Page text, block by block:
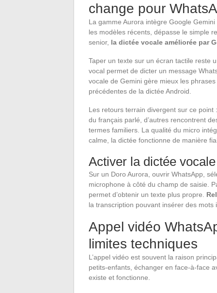
change pour
La gamme Aurora intègre Google
les modèles récents, dépasse le simple
senior, la dictée vocale améliorée par
Taper un texte sur un écran tactile reste
vocal permet de dicter un message
vocale de Gemini gère mieux les
précédentes de la dictée Android.
Les retours terrain divergent sur ce
du français parlé, d’autres rencontrent
termes familiers. La qualité du micro
calme, la dictée fonctionne de manière
Activer la dictée
Sur un Doro Aurora, ouvrir WhatsApp,
microphone à côté du champ de saisie.
permet d’obtenir un texte plus propre.
la transcription pouvant insérer des mots
Appel vidéo
limites techniques
L’appel vidéo est souvent la raison
petits-enfants, échanger en face-à-face
existe et fonctionne.